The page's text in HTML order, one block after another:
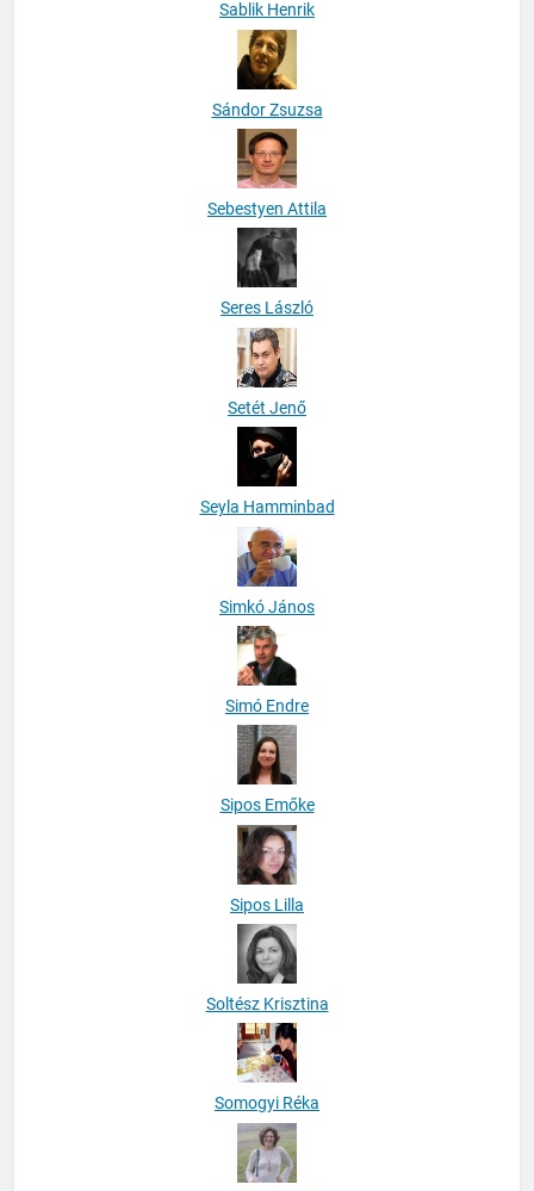
Sablik Henrik
Sándor Zsuzsa
Sebestyen Attila
Seres László
Setét Jenő
Seyla Hamminbad
Simkó János
Simó Endre
Sipos Emőke
Sipos Lilla
Soltész Krisztina
Somogyi Réka